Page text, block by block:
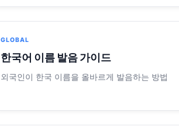
GLOBAL
한국어 이름 발음 가이드
외국인이 한국 이름을 올바르게 발음하는 방법